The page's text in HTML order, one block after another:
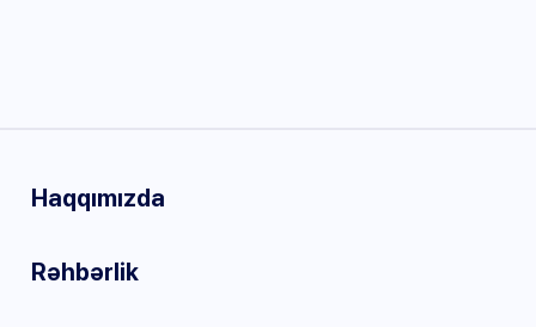
Haqqımızda
Rəhbərlik